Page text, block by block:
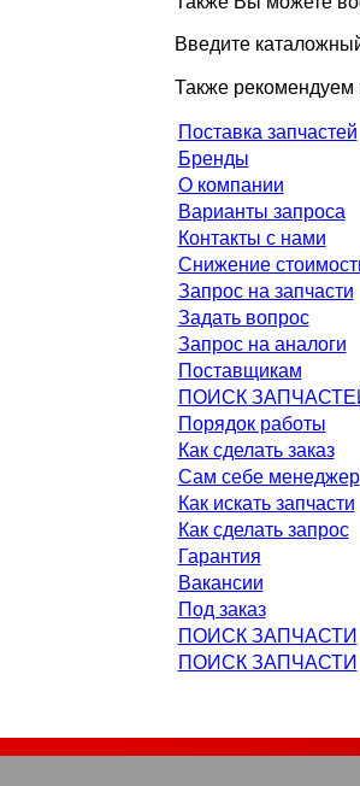
Введите
Также рекомендуем
Поставка запчастей
Бренды
О компании
Варианты запроса
Контакты с нами
Снижение
Запрос на запчасти
Задать вопрос
Запрос на аналоги
Поставщикам
ПОИСК
Порядок работы
Как сделать заказ
Сам себе менеджер
Как искать запчасти
Как сделать запрос
Гарантия
Вакансии
Под заказ
ПОИСК ЗАПЧАСТИ
ПОИСК ЗАПЧАСТИ